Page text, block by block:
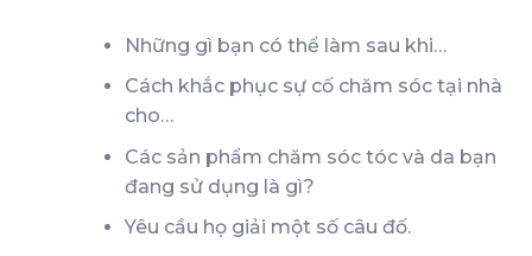
Những gì bạn có thể làm sau khi…
Cách khắc phục sự cố chăm sóc tại nhà
cho…
Các sản phẩm chăm sóc tóc và da bạn
đang sử dụng là gì?
Yêu cầu họ giải một số câu đố.